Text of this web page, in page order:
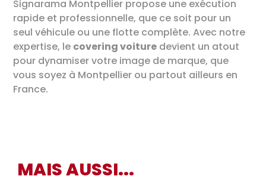
Signarama Montpellier propose une exécution
rapide et professionnelle, que ce soit pour un
seul véhicule ou une flotte complète. Avec notre
expertise, le covering voiture devient un atout
pour dynamiser votre image de marque, que
vous soyez à Montpellier ou partout ailleurs en
France.
MAIS AUSSI...